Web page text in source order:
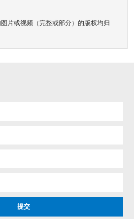
片或视频（完整或部分）的版权均归